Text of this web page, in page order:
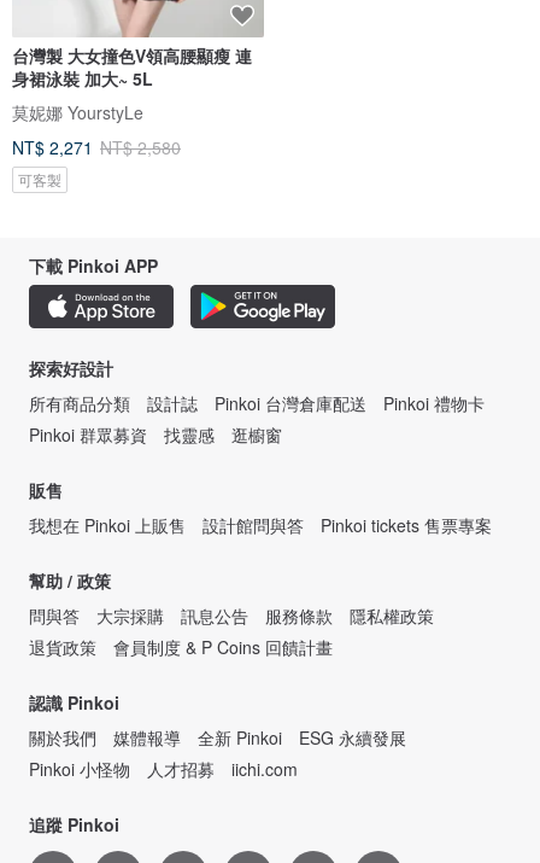
台灣製 大女撞色V領高腰顯瘦 連
身裙泳裝 加大~ 5L
莫妮娜 YourstyLe
NT$ 2,271 NT$ 2,580
可客製
下載 Pinkoi APP
探索好設計
所有商品分類
設計誌 Pinkoi 台灣倉庫配送
Pinkoi 禮物卡
Pinkoi 群眾募資
找靈感 逛櫥窗
販售
我想在 Pinkoi 上販售
設計館問與答 Pinkoi tickets 售票專案
幫助 / 政策
問與答
大宗採購 訊息公告 服務條款
隱私權政策
退貨政策
會員制度 & P Coins 回饋計畫
認識 Pinkoi
關於我們
媒體報導 全新 Pinkoi
ESG 永續發展
Pinkoi 小怪物
人才招募 iichi.com
追蹤 Pinkoi